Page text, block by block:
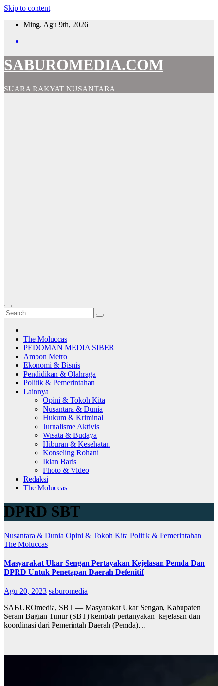
Skip to content
Ming. Agu 9th, 2026
SABUROMEDIA.COM
SUARA RAKYAT NUSANTARA
The Moluccas
PEDOMAN MEDIA SIBER
Ambon Metro
Ekonomi & Bisnis
Pendidikan & Olahraga
Politik & Pemerintahan
Lainnya
Opini & Tokoh Kita
Nusantara & Dunia
Hukum & Kriminal
Jurnalisme Aktivis
Wisata & Budaya
Hiburan & Kesehatan
Konseling Rohani
Iklan Baris
Fhoto & Video
Redaksi
The Moluccas
DPRD SBT
Nusantara & Dunia Opini & Tokoh Kita Politik & Pemerintahan
The Moluccas
Masyarakat Ukar Sengan Pertayakan Kejelasan Pemda Dan
DPRD Untuk Penetapan Daerah Defenitif
Agu 20, 2023 saburomedia
SABUROmedia, SBT — Masyarakat Ukar Sengan, Kabupaten
Seram Bagian Timur (SBT) kembali pertanyakan kejelasan dan
koordinasi dari Pemerintah Daerah (Pemda)…